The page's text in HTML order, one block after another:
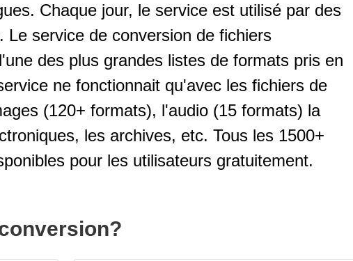
site web-capture d'écran
Chaque jour, le service est utilisé par des
Le service de conversion de fichiers
des plus grandes listes de formats pris en
ne fonctionnait qu'avec les fichiers de
(120+ formats), l'audio (15 formats) la
les archives, etc. Tous les 1500+
pour les utilisateurs gratuitement.